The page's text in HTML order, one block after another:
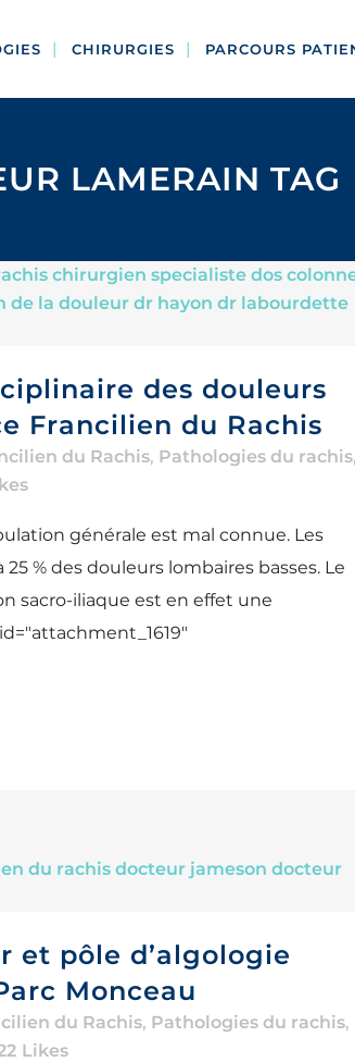
CHIRURGIES PARCOURS
LAMERAIN TAG
des douleurs
Francilien du Rachis
du Rachis, Pathologies du rachis
générale est mal connue. Les
% des douleurs lombaires basses. Le
sacro-iliaque est en effet une
et pôle d’algologie
Monceau
du Rachis, Pathologies du rachis,
Likes